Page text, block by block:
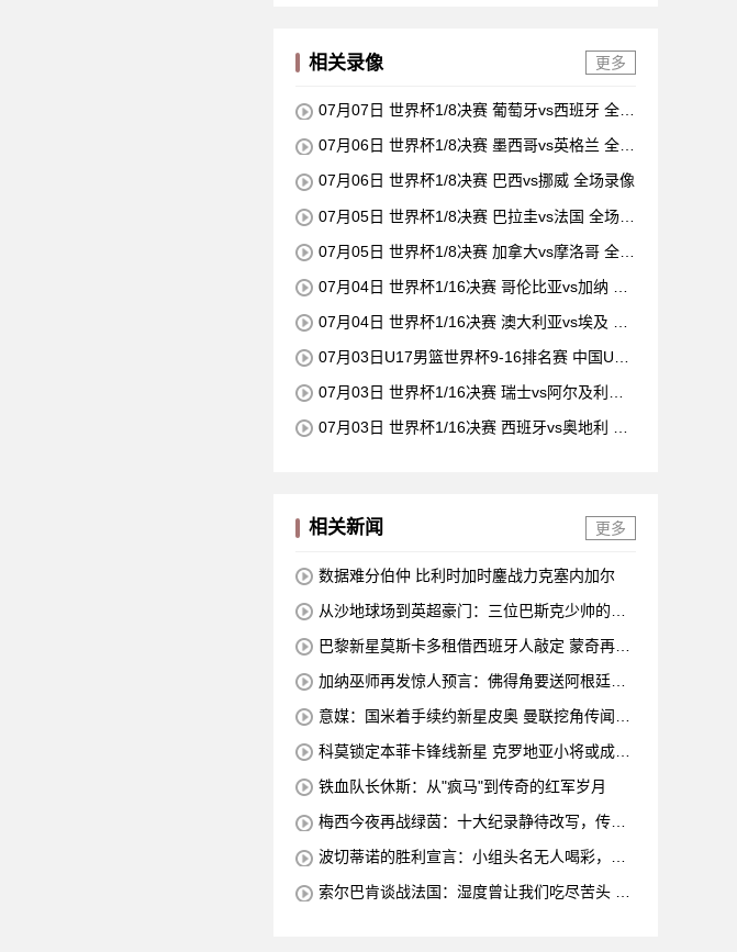
相关录像 更多
07月07日 世界杯1/8决赛 葡萄牙vs西班牙 全场
07月06日 世界杯1/8决赛 墨西哥vs英格兰 全场
07月06日 世界杯1/8决赛 巴西vs挪威 全场录像
07月05日 世界杯1/8决赛 巴拉圭vs法国 全场录
07月05日 世界杯1/8决赛 加拿大vs摩洛哥 全场
07月04日 世界杯1/16决赛 哥伦比亚vs加纳 全
07月04日 世界杯1/16决赛 澳大利亚vs埃及 全
07月03日U17男篮世界杯9-16排名赛 中国U17
07月03日 世界杯1/16决赛 瑞士vs阿尔及利亚
07月03日 世界杯1/16决赛 西班牙vs奥地利 全
相关新闻 更多
数据难分伯仲 比利时加时鏖战力克塞内加尔
从沙地球场到英超豪门：三位巴斯克少帅的足
巴黎新星莫斯卡多租借西班牙人敲定 蒙奇再度
加纳巫师再发惊人预言：佛得角要送阿根廷回
意媒：国米着手续约新星皮奥 曼联挖角传闻实
科莫锁定本菲卡锋线新星 克罗地亚小将或成今
铁血队长休斯：从"疯马"到传奇的红军岁月
梅西今夜再战绿茵：十大纪录静待改写，传奇
波切蒂诺的胜利宣言：小组头名无人喝彩，美
索尔巴肯谈战法国：湿度曾让我们吃尽苦头 哈